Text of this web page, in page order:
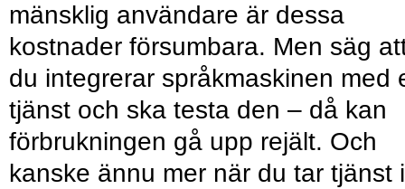
mänsklig användare är dessa
kostnader försumbara. Men säg
du integrerar språkmaskinen med
tjänst och ska testa den – då kan
förbrukningen gå upp rejält. Och
kanske ännu mer när du tar tjänst i